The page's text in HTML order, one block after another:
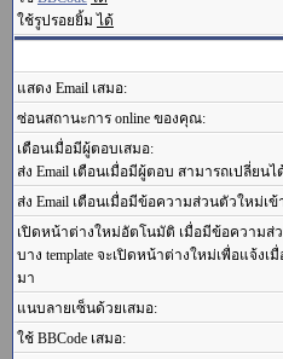
ใช้รูปรอยยิ้ม ได้
แสดง Email เสมอ:
ซ่อนสถานะการ online ของคุณ:
เตือนเมื่อมีผู้ตอบเสมอ:
ส่ง Email เตือนเมื่อมีผู้ตอบ สามารถเปลี่ย
ส่ง Email เตือนเมื่อมีข้อความส่วนตัวใหม่เข้
เปิดหน้าต่างใหม่อัตโนมัติ เมื่อมีข้อความส่
บาง template จะเปิดหน้าต่างใหม่เพื่อแจ้ง
มา
แนบลายเซ็นด้วยเสมอ:
ใช้ BBCode เสมอ: